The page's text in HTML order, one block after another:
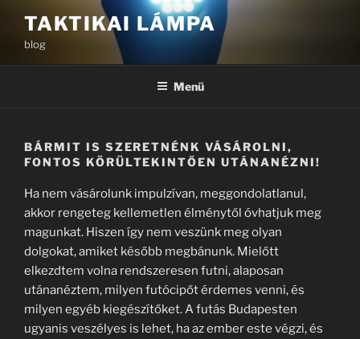
TAKTIKAI LÁMPA
blog
Menü
BÁRMIT IS SZERETNÉNK VÁSÁROLNI,
FONTOS KÖRÜLTEKINTŐEN UTÁNANÉZNI!
Ha nem vásárolunk impulzívan, meggondolatlanul,
akkor rengeteg kellemetlen élménytől óvhatjuk meg
magunkat. Hiszen így nem veszünk meg olyan
dolgokat, amiket később megbánunk. Mielőtt
elkezdtem volna rendszeresen futni, alaposan
utánanéztem, milyen futócipőt érdemes venni, és
milyen egyéb kiegészítőket. A futás Budapesten
ugyanis veszélyes is lehet, ha az ember este végzi, és